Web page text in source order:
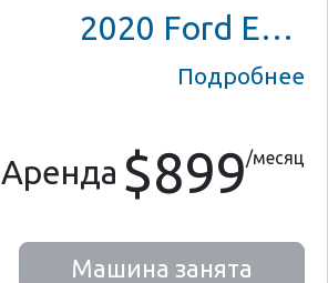
2020 Ford Escape SE
Подробнее
Аренда $899/месяц
Машина занята